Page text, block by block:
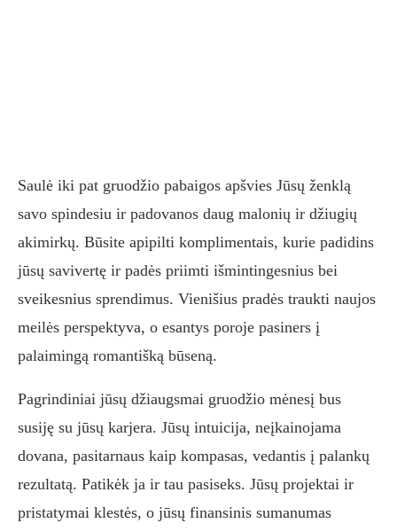
Saulė iki pat gruodžio pabaigos apšvies Jūsų ženklą
savo spindesiu ir padovanos daug malonių ir džiugių
akimirkų. Būsite apipilti komplimentais, kurie padidins
jūsų savivertę ir padės priimti išmintingesnius bei
sveikesnius sprendimus. Vienišius pradės traukti naujos
meilės perspektyva, o esantys poroje pasiners į
palaimingą romantišką būseną.
Pagrindiniai jūsų džiaugsmai gruodžio mėnesį bus
susiję su jūsų karjera. Jūsų intuicija, neįkainojama
dovana, pasitarnaus kaip kompasas, vedantis į palankų
rezultatą. Patikėk ja ir tau pasiseks. Jūsų projektai ir
pristatymai klestės, o jūsų finansinis sumanumas